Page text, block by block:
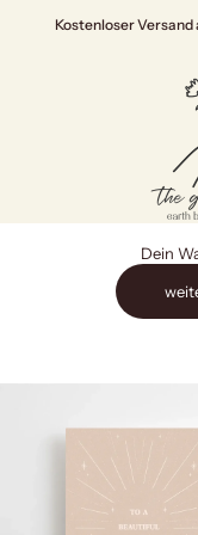
Kostenloser
The
Dein